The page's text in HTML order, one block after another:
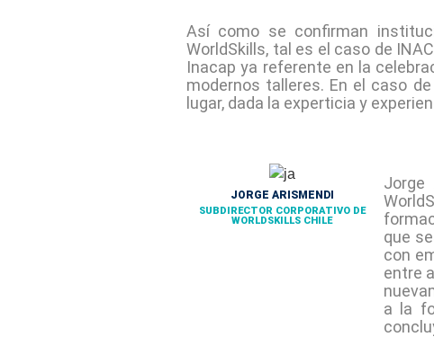
Así como se confirman
WorldSkills, tal es el caso de
Inacap ya referente en la
modernos talleres. En el caso
lugar, dada la experticia y
JORGE ARISMENDI
SUBDIRECTOR CORPORATIVO DE
WORLDSKILLS CHILE
Jorge
que
con
entre
a la